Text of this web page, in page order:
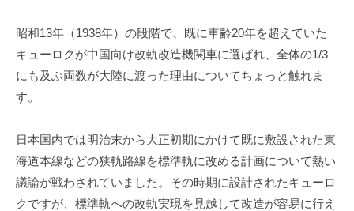
昭和13年（1938年）の段階で、既に車齢20年を超えていた
キューロクが中国向け改軌改造機関車に選ばれ、全体の1/3
にも及ぶ両数が大陸に渡った理由についてちょっと触れま
す。
日本国内では明治末から大正初期にかけて既に敷設された東
海道本線などの狭軌路線を標準軌に改める計画について熱い
議論が戦わされていました。その時期に設計されたキューロ
クですが、標準軌への改軌実現を見越して改造が容易に行え